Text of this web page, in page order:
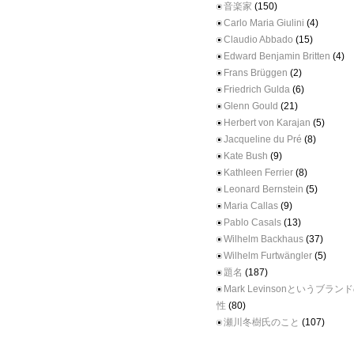
音楽家 (150)
Carlo Maria Giulini (4)
Claudio Abbado (15)
Edward Benjamin Britten (4)
Frans Brüggen (2)
Friedrich Gulda (6)
Glenn Gould (21)
Herbert von Karajan (5)
Jacqueline du Pré (8)
Kate Bush (9)
Kathleen Ferrier (8)
Leonard Bernstein (5)
Maria Callas (9)
Pablo Casals (13)
Wilhelm Backhaus (37)
Wilhelm Furtwängler (5)
題名 (187)
Mark Levinsonというブラン
性 (80)
瀬川冬樹氏のこと (107)